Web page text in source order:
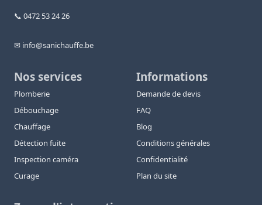
📞 0472 53 24 26
✉ info@sanichauffe.be
Nos services
Plomberie
Débouchage
Chauffage
Détection fuite
Inspection caméra
Curage
Informations
Demande de devis
FAQ
Blog
Conditions générales
Confidentialité
Plan du site